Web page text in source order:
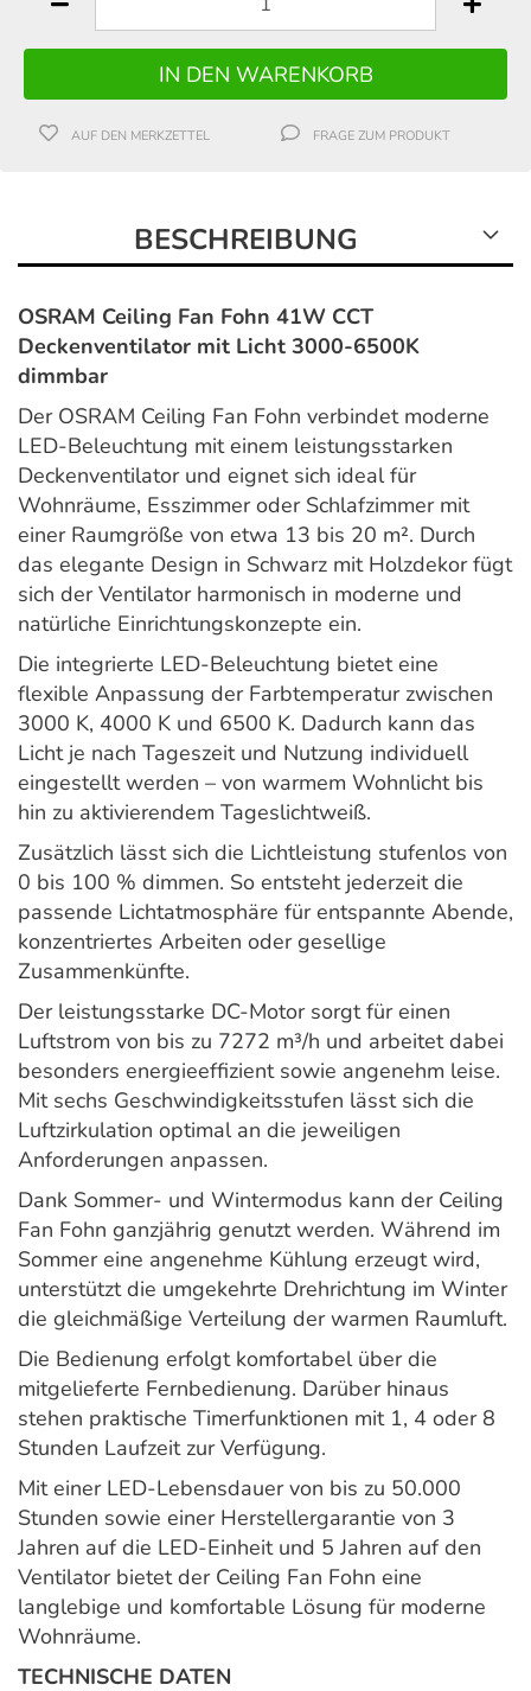
AUF DEN MERKZETTEL FRAGE ZUM PRODUKT
BESCHREIBUNG
OSRAM Ceiling Fan Fohn 41W CCT
Deckenventilator mit Licht 3000-6500K
dimmbar
Der OSRAM Ceiling Fan Fohn verbindet moderne
LED-Beleuchtung mit einem leistungsstarken
Deckenventilator und eignet sich ideal für
Wohnräume, Esszimmer oder Schlafzimmer mit
einer Raumgröße von etwa 13 bis 20 m². Durch
das elegante Design in Schwarz mit Holzdekor fügt
sich der Ventilator harmonisch in moderne und
natürliche Einrichtungskonzepte ein.
Die integrierte LED-Beleuchtung bietet eine
flexible Anpassung der Farbtemperatur zwischen
3000 K, 4000 K und 6500 K. Dadurch kann das
Licht je nach Tageszeit und Nutzung individuell
eingestellt werden – von warmem Wohnlicht bis
hin zu aktivierendem Tageslichtweiß.
Zusätzlich lässt sich die Lichtleistung stufenlos von
0 bis 100 % dimmen. So entsteht jederzeit die
passende Lichtatmosphäre für entspannte Abende,
konzentriertes Arbeiten oder gesellige
Zusammenkünfte.
Der leistungsstarke DC-Motor sorgt für einen
Luftstrom von bis zu 7272 m³/h und arbeitet dabei
besonders energieeffizient sowie angenehm leise.
Mit sechs Geschwindigkeitsstufen lässt sich die
Luftzirkulation optimal an die jeweiligen
Anforderungen anpassen.
Dank Sommer- und Wintermodus kann der Ceiling
Fan Fohn ganzjährig genutzt werden. Während im
Sommer eine angenehme Kühlung erzeugt wird,
unterstützt die umgekehrte Drehrichtung im Winter
die gleichmäßige Verteilung der warmen Raumluft.
Die Bedienung erfolgt komfortabel über die
mitgelieferte Fernbedienung. Darüber hinaus
stehen praktische Timerfunktionen mit 1, 4 oder 8
Stunden Laufzeit zur Verfügung.
Mit einer LED-Lebensdauer von bis zu 50.000
Stunden sowie einer Herstellergarantie von 3
Jahren auf die LED-Einheit und 5 Jahren auf den
Ventilator bietet der Ceiling Fan Fohn eine
langlebige und komfortable Lösung für moderne
Wohnräume.
TECHNISCHE DATEN